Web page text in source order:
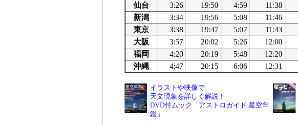
仙台
3:26 19:50 4:59 11:38
新潟
3:34 19:56 5:08 11:46
東京
3:38 19:47 5:07 11:43
大阪
3:57 20:02 5:26 12:00
福岡
4:20 20:19 5:48 12:20
沖縄
4:47 20:15 6:06 12:31
イラストや映像で
天文現象を詳しく解説！
DVD付ムック「アストロガイド 星空年
鑑」